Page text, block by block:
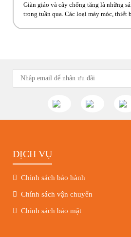
Giàn giáo và cây chống tăng là những
trong tuần qua. Các loại máy móc, thiết
DỊCH VỤ
Chính sách bảo hành
Chính sách vận chuyển
Chính sách bảo mật